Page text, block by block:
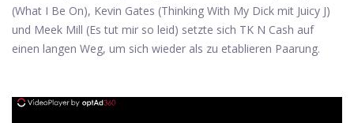
(What I Be On), Kevin Gates (Thinking With My Dick mit Juicy J)
und Meek Mill (Es tut mir so leid) setzte sich TK N Cash auf
einen langen Weg, um sich wieder als zu etablieren Paarung.